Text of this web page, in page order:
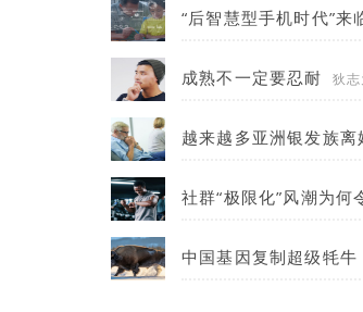
“后智慧型手机时代”来
成熟不一定要忍耐 狄志
越来越多亚洲银发族离
社群“极限化”风潮为何
中国基因复制超级牦牛